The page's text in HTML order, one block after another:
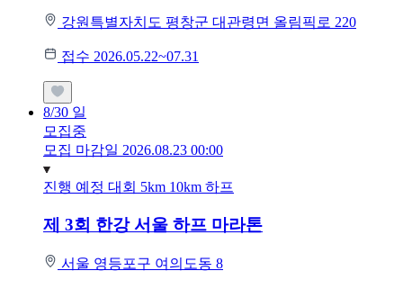
강원특별자치도 평창군 대관령면 올림픽로 220
접수 2026.05.22~07.31
8/30 일
모집중
모집 마감일 2026.08.23 00:00
진행 예정 대회 5km 10km 하프
제 3회 한강 서울 하프 마라톤
서울 영등포구 여의도동 8